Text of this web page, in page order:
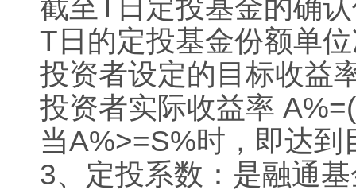
截至T 日定投基金的确
T 日的定投基金份额单
投资者设定的目标收益
投资者实际收益率
当A%>=S%时，即达到
3、定投系数：是融通